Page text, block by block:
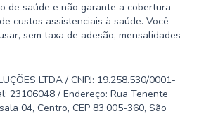
de saúde e não garante a cobertura
custos assistenciais à saúde. Você
sem taxa de adesão, mensalidades
LTDA / CNPJ: 19.258.530/0001-
23106048 / Endereço: Rua Tenente
04, Centro, CEP 83.005-360, São